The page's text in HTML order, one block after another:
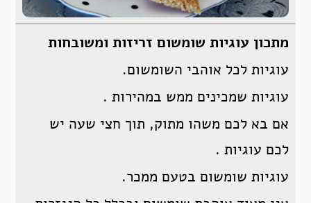
מתכון עוגיות שומשום זריזות ומשובחות
עוגיות לכל אוהבי השומשום.
עוגיות שמכינים ממש במהירות .
אם בא לכם משהו מתוק, תוך חצי שעה יש
לכם עוגיות .
עוגיות שומשום בטעם ממכר.